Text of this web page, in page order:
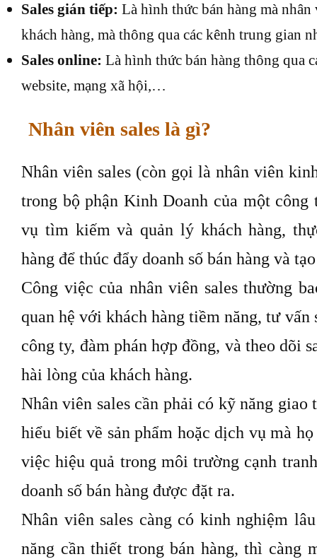
Sales gián tiếp: Là hình thức bán hàng mà
khách hàng, mà thông qua các kênh trung gian
Sales online: Là hình thức bán hàng thông qua
website, mạng xã hội,…
Nhân viên sales là gì?
Nhân viên sales (còn gọi là nhân viên
trong bộ phận Kinh Doanh của một
vụ tìm kiếm và quản lý khách hàng,
hàng để thúc đẩy doanh số bán hàng và
Công việc của nhân viên sales thường
quan hệ với khách hàng tiềm năng, tư vấn
công ty, đàm phán hợp đồng, và theo dõi
hài lòng của khách hàng.
Nhân viên sales cần phải có kỹ năng giao
hiểu biết về sản phẩm hoặc dịch vụ mà
việc hiệu quả trong môi trường cạnh
doanh số bán hàng được đặt ra.
Nhân viên sales càng có kinh nghiệm
năng cần thiết trong bán hàng, thì càng